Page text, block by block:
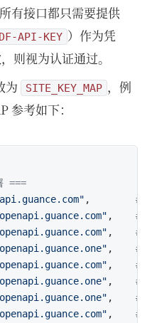
有接⼝都只需要提供
DF-API-KEY ）作为凭
则视为认证通过。
为
SITE_KEY_MAP ，例
参考如下：
===
, #
, #
, #
, #
, #
, #
, #
, #